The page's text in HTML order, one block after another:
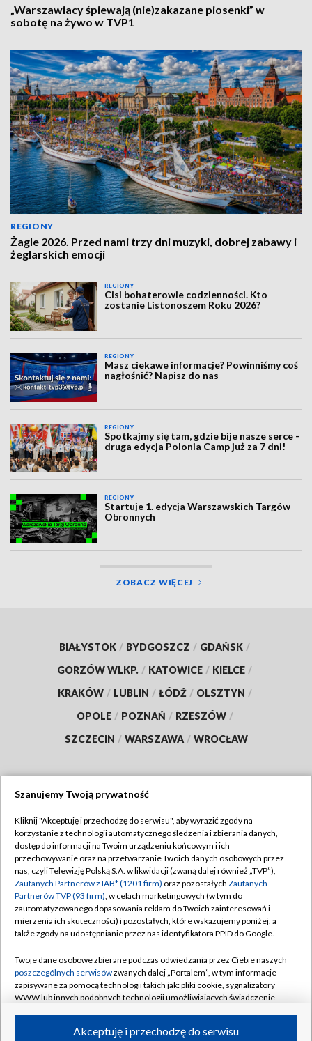
„Warszawiacy śpiewają (nie)zakazane piosenki” w
sobotę na żywo w TVP1
REGIONY
Żagle 2026. Przed nami trzy dni muzyki, dobrej zabawy i
żeglarskich emocji
REGIONY
Cisi bohaterowie codzienności. Kto
zostanie Listonoszem Roku 2026?
REGIONY
Masz ciekawe informacje? Powinniśmy coś
nagłośnić? Napisz do nas
REGIONY
Spotkajmy się tam, gdzie bije nasze serce -
druga edycja Polonia Camp już za 7 dni!
REGIONY
Startuje 1. edycja Warszawskich Targów
Obronnych
ZOBACZ WIĘCEJ
BIAŁYSTOK / BYDGOSZCZ / GDAŃSK /
GORZÓW WLKP. / KATOWICE / KIELCE /
KRAKÓW / LUBLIN / ŁÓDŹ / OLSZTYN /
OPOLE / POZNAŃ / RZESZÓW /
SZCZECIN / WARSZAWA / WROCŁAW
TVP
Abonament TVP
Emisja w TVP
Centrum informacji TVP
Naziemna Telewizja Cyfrowa
Rada Programowa
System NOS
Informacje o nadawcy
Program dla prasy
Regulamin TVP
Polityka prywatności
Moje zgody
Pomoc
Kontakt
Kanały
Szanujemy Twoją prywatność
Kliknij "Akceptuję i przechodzę do serwisu", aby wyrazić zgody na
korzystanie z technologii automatycznego śledzenia i zbierania danych,
dostęp do informacji na Twoim urządzeniu końcowym i ich
przechowywanie oraz na przetwarzanie Twoich danych osobowych przez
nas, czyli Telewizję Polską S.A. w likwidacji (zwaną dalej również „TVP”),
Zaufanych Partnerów z IAB* (1201 firm) oraz pozostałych Zaufanych
Partnerów TVP (93 firm), w celach marketingowych (w tym do
zautomatyzowanego dopasowania reklam do Twoich zainteresowań i
mierzenia ich skuteczności) i pozostałych, które wskazujemy poniżej, a
także zgody na udostępnianie przez nas identyfikatora PPID do Google.
Twoje dane osobowe zbierane podczas odwiedzania przez Ciebie naszych
poszczególnych serwisówzwanych dalej „Portalem”, w tym informacje
zapisywane za pomocą technologii takich jak: pliki cookie, sygnalizatory
WWW lub innych podobnych technologii umożliwiających świadczenie
ruchu w Internecie.Akceptuję i przechodzę do serwisu